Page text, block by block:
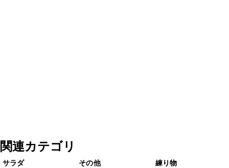
関連カテゴリ
サラダ その他
練り物